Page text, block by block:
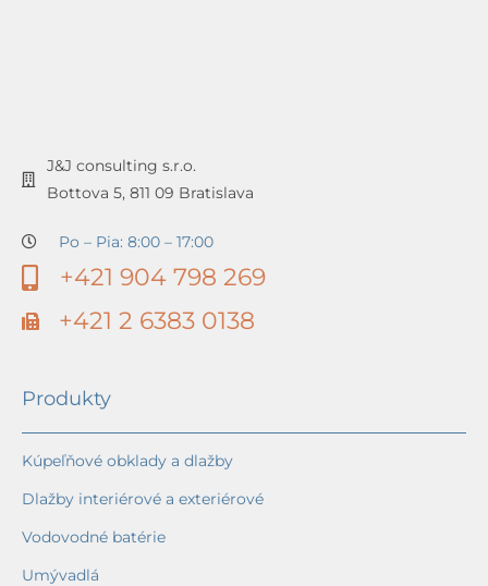
J&J consulting s.r.o.
Bottova 5, 811 09 Bratislava
Po – Pia: 8:00 – 17:00
+421 904 798 269
+421 2 6383 0138
Produkty
Kúpeľňové obklady a dlažby
Dlažby interiérové a exteriérové
Vodovodné batérie
Umývadlá